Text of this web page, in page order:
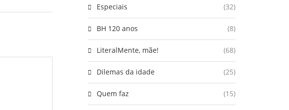
Especiais (32)
BH 120 anos (8)
LiteralMente, mãe! (68)
Dilemas da idade (25)
Quem faz (15)